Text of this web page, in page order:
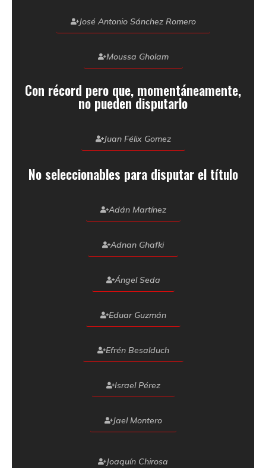
José Antonio Sánchez Romero
Moussa Gholam
Con récord pero que, momentáneamente,
no pueden disputarlo
Juan Félix Gomez
No seleccionables para disputar el título
Adán Martínez
Adnan Ghafki
Ángel Seda
Eduar Guzmán
Efrén Besalduch
Israel Pérez
Jael Montero
Joaquín Chirosa